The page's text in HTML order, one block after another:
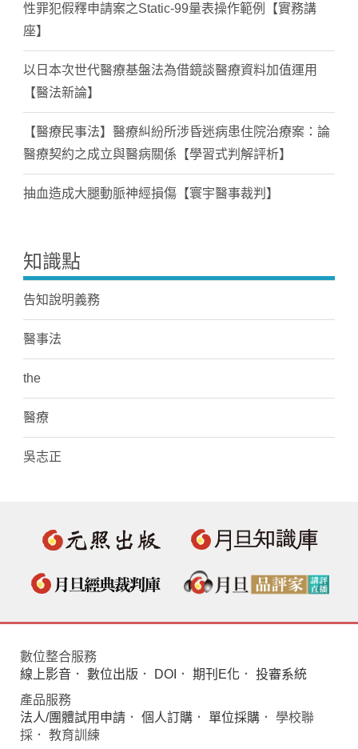
性罪犯假釋申請案之Static-99量表操作範例【實務講
座】
以日本次世代醫療基盤法為借鏡談醫療資料加值運用
【醫法新論】
【醫療民事法】醫療糾紛所涉昏迷病患住院治療案：論
醫療契約之成立與醫病關係【學習式判解評析】
抽血造成大腿動脈神經損傷【寰宇醫事裁判】
知識點
告知說明義務
醫事法
the
醫療
吳志正
數位整合服務
線上影音 ． 數位出版 ． DOI ． 期刊E化 ． 投審系統
產品服務
法人/團體試用申請 ． 個人訂購 ． 單位採購 ． 學校聯
採． 教育訓練